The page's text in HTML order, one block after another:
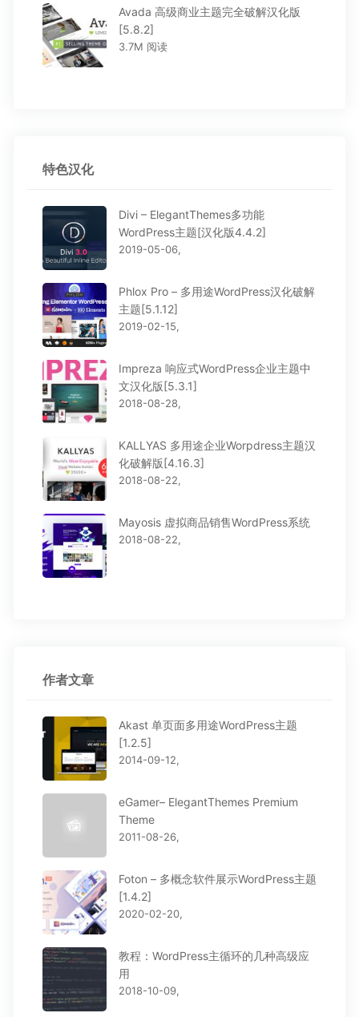
Avada 高级商业主题完全破解汉化版
[5.8.2]
3.7M 阅读
特色汉化
Divi – ElegantThemes多功能
WordPress主题[汉化版4.4.2]
2019-05-06,
Phlox Pro – 多用途WordPress汉化破解
主题[5.1.12]
2019-02-15,
Impreza 响应式WordPress企业主题中
文汉化版[5.3.1]
2018-08-28,
KALLYAS 多用途企业Worpdress主题汉
化破解版[4.16.3]
2018-08-22,
Mayosis 虚拟商品销售WordPress系统
2018-08-22,
作者文章
Akast 单页面多用途WordPress主题
[1.2.5]
2014-09-12,
eGamer– ElegantThemes Premium
Theme
2011-08-26,
Foton – 多概念软件展示WordPress主题
[1.4.2]
2020-02-20,
教程：WordPress主循环的几种高级应
用
2018-10-09,